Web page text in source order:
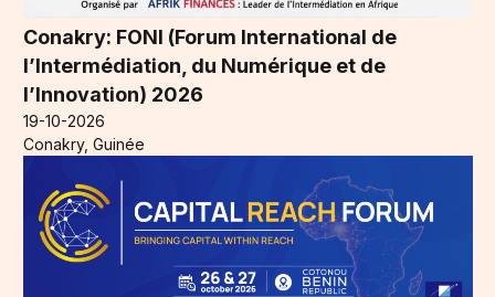
Conakry: FONI (Forum International de
l’Intermédiation, du Numérique et de
l’Innovation) 2026
19-10-2026
Conakry, Guinée